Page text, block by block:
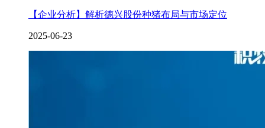
【企业分析】解析德兴股份种猪布局与市场定位
2025-06-23